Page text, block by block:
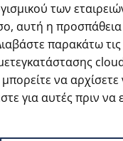
των
αυτή η προσπάθεια
παρακάτω
να αρχίσετε
για αυτές πριν να